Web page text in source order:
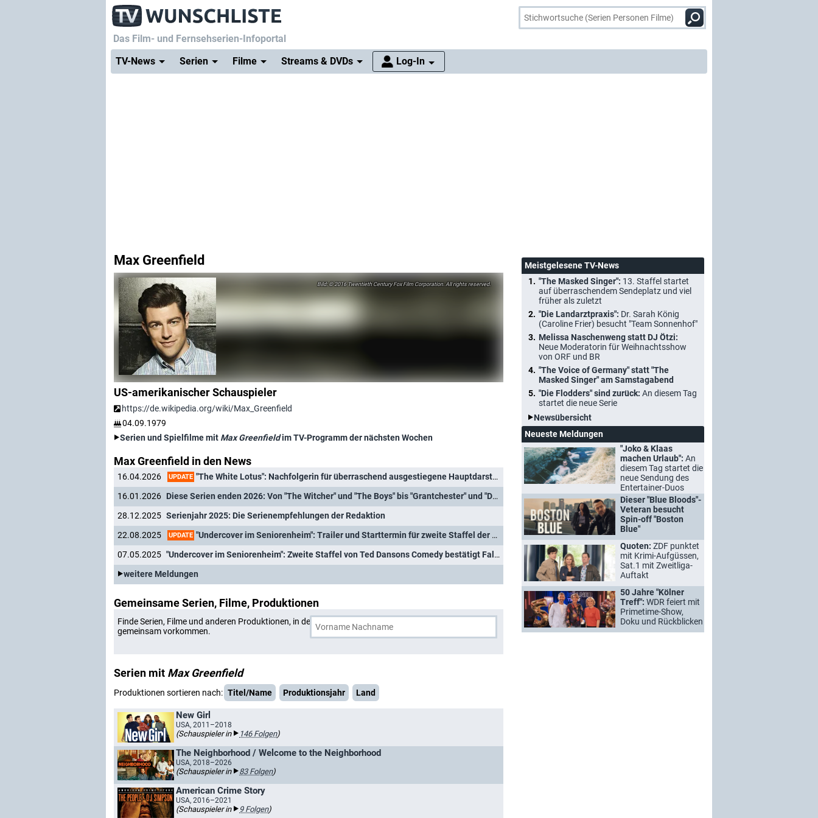
Das Film- und Fernsehserien-Infoportal
TV-News
Serien Filme Streams & DVDs Log-In
Max Greenfield
© 2016 Twentieth Century Fox Film Corporation. All rights reserved.
US-amerikanischer Schauspieler
https://de.wikipedia.org/wiki/Max_Greenfield
04.09.1979
Serien und Spielfilme mit Max Greenfieldim TV-Programm der nächsten Wochen
Max Greenfield in den News
16.04.2026 UPDATE "The White Lotus": Nachfolgerin für überraschend ausgestiegene Hauptdarstellerin der HBO-Hitserie gefunden
16.01.2026
Diese Serien enden 2026: Von "The Witcher" und "The Boys" bis "Grantchester" und "Die Kaiserin"
28.12.2025 Serienjahr 2025: Die Serienempfehlungen der Redaktion
22.08.2025
UPDATE "Undercover im Seniorenheim": Trailer und Starttermin für zweite Staffel der Erfolgscomedy
07.05.2025
"Undercover im Seniorenheim": Zweite Staffel von Ted Dansons Comedy bestätigt Fall und Cast
weitere Meldungen
Gemeinsame Serien, Filme, Produktionen
Finde Serien, Filme und anderen Produktionen, in denen Max Greenfield
gemeinsam vorkommen.
Serien mit Max Greenfield
Produktionen sortieren nach: Titel/Name Produktionsjahr Land
New Girl
USA, 2011–2018
(Schauspieler in 146 Folgen)
The Neighborhood / Welcome to the Neighborhood
USA, 2018–2026
(Schauspieler in 83 Folgen)
American Crime Story
USA, 2016–2021
(Schauspieler in 9 Folgen)
Meistgelesene TV-News
"The Masked Singer": 13. Staffel startet
auf überraschendem Sendeplatz und viel
früher als zuletzt
"Die Landarztpraxis": Dr. Sarah König
(Caroline Frier) besucht "Team Sonnenhof"
Melissa Naschenweng statt DJ Ötzi:
Neue Moderatorin für Weihnachtsshow
von ORF und BR
"The Voice of Germany" statt "The
Masked Singer" am Samstagabend
"Die Flodders" sind zurück: An diesem Tag
startet die neue Serie
Newsübersicht
Neueste Meldungen
"Joko & Klaas
machen Urlaub": An
diesem Tag startet die
neue Sendung des
Entertainer-Duos
Dieser "Blue Bloods"-
Veteran besucht
Spin-off "Boston
Blue"
Quoten: ZDF punktet
mit Krimi-Aufgüssen,
Sat.1 mit Zweitliga-
Auftakt
50 Jahre "Kölner
Treff": WDR feiert mit
Primetime-Show,
Doku und Rückblicken